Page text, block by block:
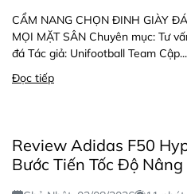
CẨM NANG CHỌN ĐINH GIÀY
MỌI MẶT SÂN Chuyên mục: Tư
đá Tác giả: Unifootball Team Cập...
Đọc tiếp
Review Adidas F50
Bước Tiến Tốc Độ